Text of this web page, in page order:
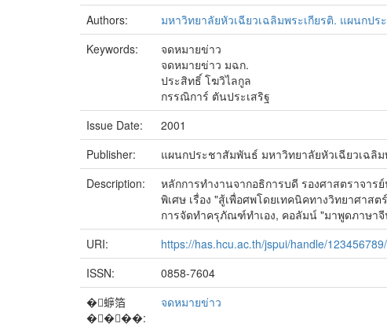
Authors:
มหาวิทยาลัยหัวเฉียวเฉลิมพระเกียรติ. แผนกป
Keywords:
จดหมายข่าว
จดหมายข่าว มฉก.
ประสิทธิ์ โฆวิไลกูล
กรรณิการ์ ตันประเสริฐ
Issue Date:
2001
Publisher:
แผนกประชาสัมพันธ์ มหาวิทยาลัยหัวเฉียวเฉลิม
Description:
หลักการทำงานจากอธิการบดี รองศาสตราจา
พิเศษ เรื่อง "สู้เพื่อศพโดยเทคนิคทางวิทยาศาส
การจัดทำครุภัณฑ์ทำเอง, คอลัมน์ "มาพูดภาษาจี
URI:
https://has.hcu.ac.th/jspui/handle/
ISSN:
0858-7604
�蝷箔
����:
จดหมายข่าว